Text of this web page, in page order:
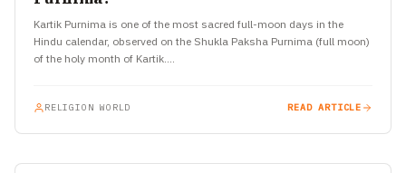
Kartik Purnima is one of the most sacred full-moon days in the
Hindu calendar, observed on the Shukla Paksha Purnima (full moon)
of the holy month of Kartik.…
RELIGION WORLD READ ARTICLE